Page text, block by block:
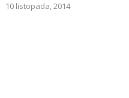
10 listopada, 2014